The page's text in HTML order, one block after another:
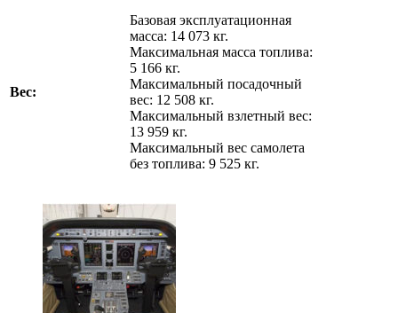
Вес:
Базовая эксплуатационная
масса: 14 073 кг.
Максимальная масса топлива:
5 166 кг.
Максимальный посадочный
вес: 12 508 кг.
Максимальный взлетный вес:
13 959 кг.
Максимальный вес самолета
без топлива: 9 525 кг.